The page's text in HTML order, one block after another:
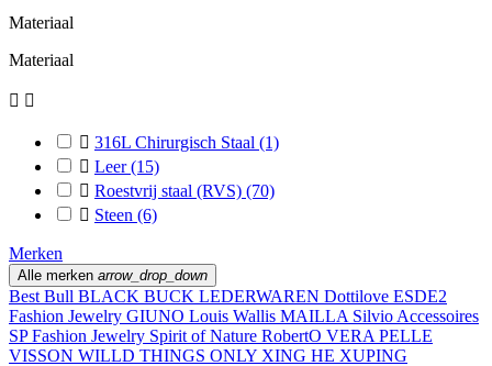
Materiaal
Materiaal
 
 316L Chirurgisch Staal (1)
 Leer(15)
 Roestvrij staal (RVS) (70)
 Steen (6)
Merken
Alle merken arrow_drop_down
Best Bull BLACK BUCK LEDERWAREN Dottilove ESDE2
Fashion Jewelry GIUNO Louis Wallis MAILLA Silvio Accessoires
SP Fashion Jewelry Spirit of Nature RobertO VERA PELLE
VISSON WILLD THINGS ONLY XING HE XUPING